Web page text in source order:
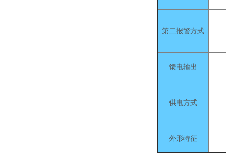
第二报警方式
馈电输出
供电方式
外形特征